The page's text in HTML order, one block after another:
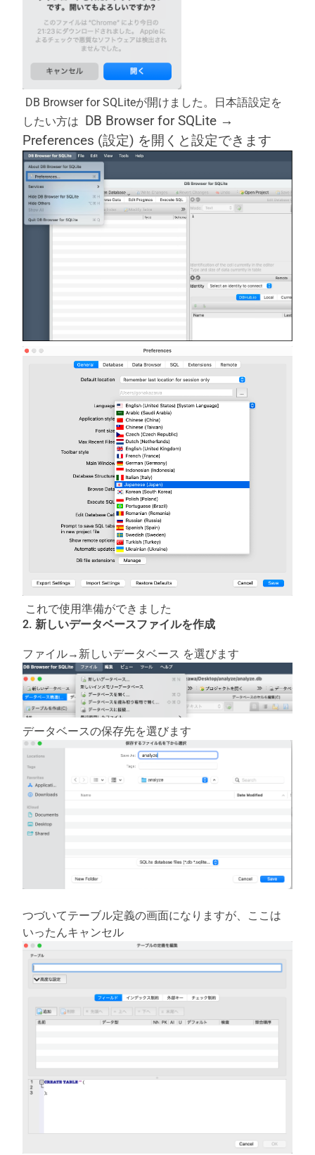
DB Browser for SQLiteが開けました。日本語設定を
したい方は DB Browser for SQLite →
Preferences (設定) を開くと設定できます
これで使用準備ができました
2. 新しいデータベースファイルを作成
ファイル→新しいデータベース を選びます
データベースの保存先を選びます
つづいてテーブル定義の画面になりますが、ここは
いったんキャンセル